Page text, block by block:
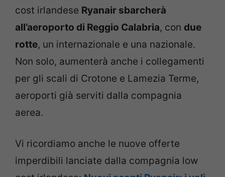
cost irlandese Ryanair sbarcherà
all’aeroporto di Reggio Calabria, con due
rotte, un internazionale e una nazionale.
Non solo, aumenterà anche i collegamenti
per gli scali di Crotone e Lamezia Terme,
aeroporti già serviti dalla compagnia
aerea.
Vi ricordiamo anche le nuove offerte
imperdibili lanciate dalla compagnia low